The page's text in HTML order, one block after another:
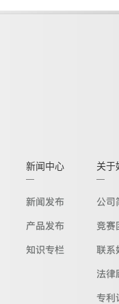
新闻中心
新闻发布
产品发布
知识专栏
关于
公司
竞赛
联系
法律
专利